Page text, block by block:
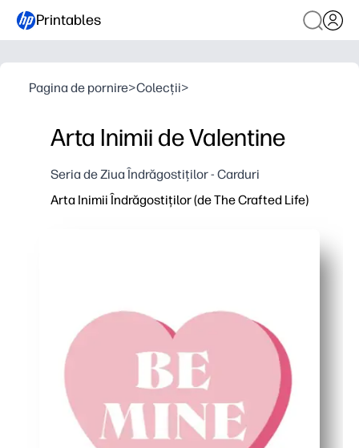
Printables
Pagina de pornire>Colecții>
Arta Inimii de Valentine
Seria de Ziua Îndrăgostiților - Carduri
Arta Inimii Îndrăgostiților (de The Crafted Life)